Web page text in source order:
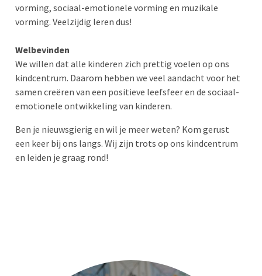
vorming, sociaal-emotionele vorming en muzikale
vorming. Veelzijdig leren dus!
Welbevinden
We willen dat alle kinderen zich prettig voelen op ons
kindcentrum. Daarom hebben we veel aandacht voor het
samen creëren van een positieve leefsfeer en de sociaal-
emotionele ontwikkeling van kinderen.
Ben je nieuwsgierig en wil je meer weten? Kom gerust
een keer bij ons langs. Wij zijn trots op ons kindcentrum
en leiden je graag rond!